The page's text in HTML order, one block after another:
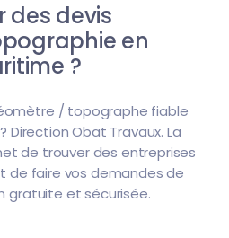
des devis
en
?
/ topographe fiable
Direction Obat Travaux. La
de trouver des entreprises
de faire vos demandes de
gratuite et sécurisée.